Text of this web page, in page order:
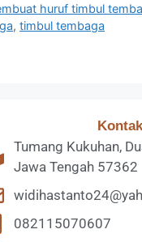
huruf timbul
, timbul tembaga
Tumang Kukuhan,
Jawa Tengah 57362
082115070607